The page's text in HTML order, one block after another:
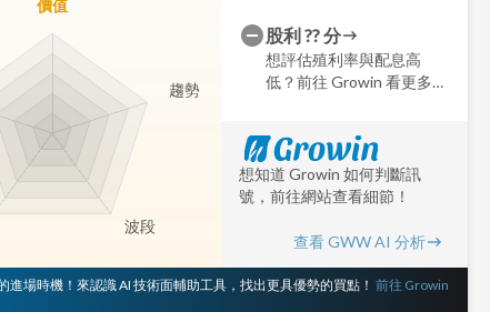
價值
趨勢
波段
股利??分
想評估殖利率與配息高
低？前往 Growin 看更多細
想知道 Growin 如何判斷訊
號，前往網站查看細節！
查看 GWW AI 分析
進場時機！來認識 AI 技術面輔助工具，找出更具優勢的買點！ 前往 Growin